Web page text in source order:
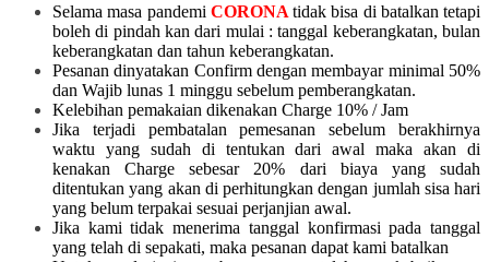
Selama masa pandemi CORONA tidak bisa di batalkan tetapi
boleh di pindah kan dari mulai :tanggal keberangkatan, bulan
keberangkatan dan tahun keberangkatan.
Pesanan dinyatakan Confirm dengan membayar minimal 50%
dan Wajib lunas 1 minggu sebelum pemberangkatan.
Kelebihan pemakaian dikenakan Charge 10% / Jam
Jika terjadi pembatalan pemesanan sebelum berakhirnya
waktu yang sudah di tentukan dari awal maka akan di
kenakan Charge sebesar 20% dari biaya yang sudah
ditentukan yang akan di perhitungkan dengan jumlah sisa hari
yang belum terpakai sesuai perjanjian awal.
Jika kami tidak menerima tanggal konfirmasi pada tanggal
yang telah di sepakati, maka pesanan dapat kami batalkan